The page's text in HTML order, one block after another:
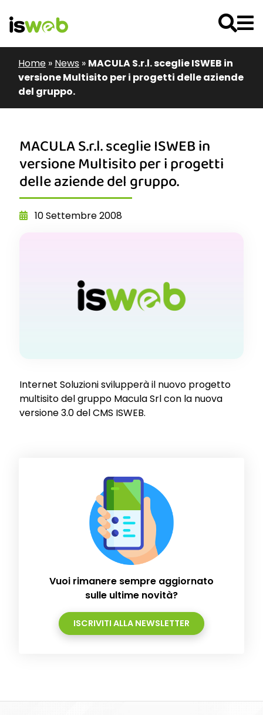
Home » News » MACULA S.r.l. sceglie ISWEB in
versione Multisito per i progetti delle aziende
del gruppo.
MACULA S.r.l. sceglie ISWEB in
versione Multisito per i progetti
delle aziende del gruppo.
10 Settembre 2008
Internet Soluzioni svilupperà il nuovo progetto
multisito del gruppo Macula Srl con la nuova
versione 3.0 del CMS ISWEB.
Vuoi rimanere sempre aggiornato
sulle ultime novità?
ISCRIVITI ALLA NEWSLETTER